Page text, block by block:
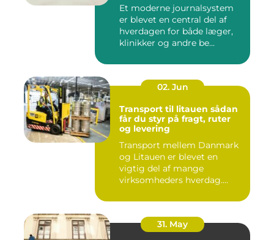
Et moderne journalsystem
er blevet en central del af
hverdagen for både læger,
klinikker og andre be...
02. Jun
Transport til litauen sådan
får du styr på fragt, ruter
og levering
Transport mellem Danmark
og Litauen er blevet en
vigtig del af mange
virksomheders hverdag.
31. May